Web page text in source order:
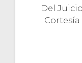
Del
Cortesía